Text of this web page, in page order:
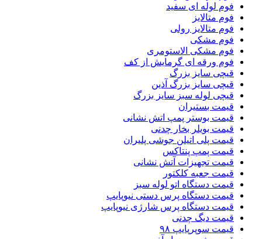
فوم لوله ای سفید
فوم متالایز
فوم متالایز رولی
فوم مشکی
فوم مشکی الاستومری
فوم ورقه ای گرمایش از کف
قیچی سایز بزرگ
قیچی سایز بزرگ آذین
قیچی لوله سبز سایز بزرگ
قیمت بستیران
قیمت بوستر پمپ اتش نشانی
قیمت بویلر بخار چدنی
قیمت پلی اتیلن جوشی پلیران
قیمت پمپ پنتاکس
قیمت تجهیزات آتش نشانی
قیمت جعبه کلکتور
قیمت دستگاه اتو لوله سبز
قیمت دستگاه پرس دستی نیوپایپ
قیمت دستگاه پرس شارژی نیوپایپ
قیمت دیگ چدنی
قیمت سوپرپایپ ۹۸